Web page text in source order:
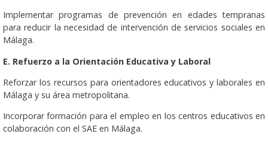
Implementar programas de prevención en edades tempranas
para reducir la necesidad de intervención de servicios sociales en
Málaga.
E. Refuerzo a la Orientación Educativa y Laboral
Reforzar los recursos para orientadores educativos y laborales en
Málaga y su área metropolitana.
Incorporar formación para el empleo en los centros educativos en
colaboración con el SAE en Málaga.